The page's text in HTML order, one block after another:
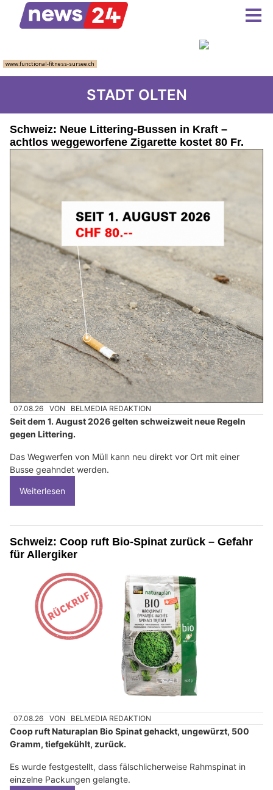
STADT OLTEN
Schweiz: Neue Littering-Bussen in Kraft –
achtlos weggeworfene Zigarette kostet 80 Fr.
07.08.26 VON BELMEDIA REDAKTION
Seit dem 1. August 2026 gelten schweizweit neue Regeln
gegen Littering.
Das Wegwerfen von Müll kann neu direkt vor Ort mit einer
Busse geahndet werden.
Weiterlesen
Schweiz: Coop ruft Bio-Spinat zurück – Gefahr
für Allergiker
07.08.26 VON BELMEDIA REDAKTION
Coop ruft Naturaplan Bio Spinat gehackt, ungewürzt, 500
Gramm, tiefgekühlt, zurück.
Es wurde festgestellt, dass fälschlicherweise Rahmspinat in
einzelne Packungen gelangte.